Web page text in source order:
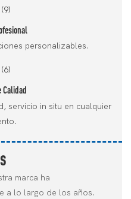
personalizables.
Calidad
servicio in situ en cualquier
marca ha
a lo largo de los años.